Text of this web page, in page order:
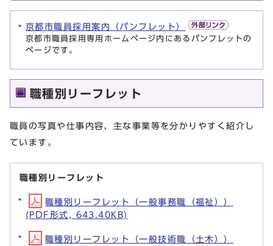
京都市職員採用案内（パンフレット）
京都市職員採用専用ホームページ内にあるパンフレットの
ページです。
職種別リーフレット
職員の写真や仕事内容、主な事業等を分かりやすく紹介し
ています。
職種別リーフレット
職種別リーフレット（一般事務職（福祉））
(PDF形式, 643.40KB)
職種別リーフレット（一般技術職（土木））